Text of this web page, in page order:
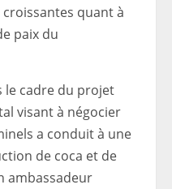
quant à
paix du
le cadre du projet
visant à négocier
a conduit à une
de coca et de
ambassadeur